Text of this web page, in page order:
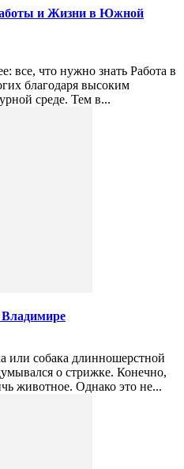
и Жизни в Южной
все, что нужно знать Работа в
благодаря высоким
среде. Тем в...
или собака длинношерстной
о стрижке. Конечно,
животное. Однако это не...